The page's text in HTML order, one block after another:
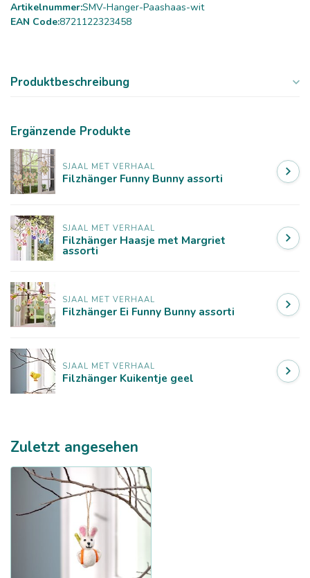
Artikelnummer:SMV-Hanger-Paashaas-wit
EAN Code:8721122323458
Produktbeschreibung
Ergänzende Produkte
SJAAL MET VERHAAL
Filzhänger Funny Bunny assorti
SJAAL MET VERHAAL
Filzhänger Haasje met Margriet
assorti
SJAAL MET VERHAAL
Filzhänger Ei Funny Bunny assorti
SJAAL MET VERHAAL
Filzhänger Kuikentje geel
Zuletzt angesehen